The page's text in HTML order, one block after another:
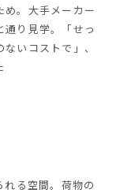
。大手メーカー
り見学。「せっ
いコストで」、
る空間。荷物の